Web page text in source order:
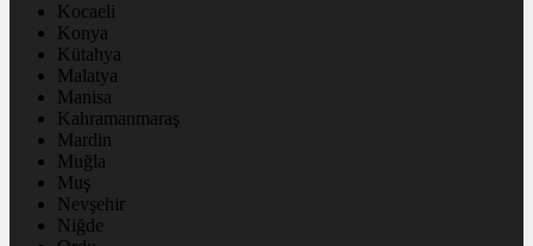
Kocaeli
Konya
Kütahya
Malatya
Manisa
Kahramanmaraş
Mardin
Muğla
Muş
Nevşehir
Niğde